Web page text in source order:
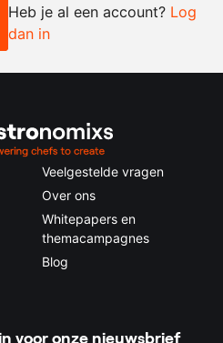
2x
Heb je al een account? Log
dan in
Veelgestelde vragen
Over ons
Whitepapers en
themacampagnes
Blog
voor onze nieuwsbrief